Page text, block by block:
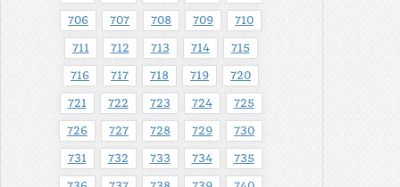
706 707 708 709 710
711 712 713 714 715
716 717 718 719 720
721 722 723 724 725
726 727 728 729 730
731 732 733 734 735